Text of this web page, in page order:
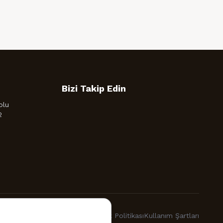
Bizi Takip Edin
Gizlilik PolitikasıKullanım Şartları